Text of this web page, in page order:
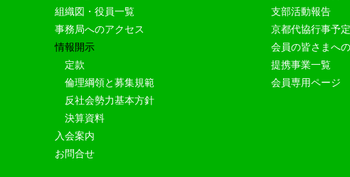
組織図・役員一覧
事務局へのアクセス
情報開示
定款
倫理綱領と募集規範
反社会勢力基本方針
決算資料
入会案内
お問合せ
支部活動報告
京都代協行事予
会員の皆さまへ
提携事業一覧
会員専用ページ